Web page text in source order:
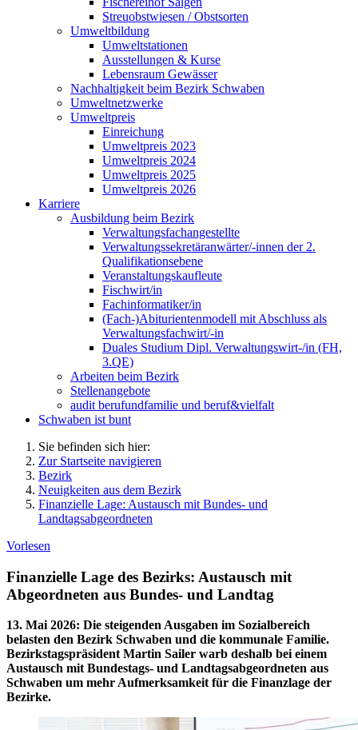
Streuobstwiesen / Obstsorten
Umweltbildung
Umweltstationen
Ausstellungen & Kurse
Lebensraum Gewässer
Nachhaltigkeit beim Bezirk Schwaben
Umweltnetzwerke
Umweltpreis
Einreichung
Umweltpreis 2023
Umweltpreis 2024
Umweltpreis 2025
Umweltpreis 2026
Karriere
Ausbildung beim Bezirk
Verwaltungsfachangestellte
Verwaltungssekretäranwärter/-innen der 2.
Qualifikationsebene
Veranstaltungskaufleute
Fischwirt/in
Fachinformatiker/in
(Fach-)Abiturientenmodell mit Abschluss als
Verwaltungsfachwirt/-in
Duales Studium Dipl. Verwaltungswirt-/in (FH,
3.QE)
Arbeiten beim Bezirk
Stellenangebote
audit berufundfamilie und beruf&vielfalt
Schwaben ist bunt
Sie befinden sich hier:
Zur Startseite navigieren
Bezirk
Neuigkeiten aus dem Bezirk
Finanzielle Lage: Austausch mit Bundes- und
Landtagsabgeordneten
Vorlesen
Finanzielle Lage des Bezirks: Austausch mit
Abgeordneten aus Bundes- und Landtag
13. Mai 2026: Die steigenden Ausgaben im Sozialbereich
belasten den Bezirk Schwaben und die kommunale Familie.
Bezirkstagspräsident Martin Sailer warb deshalb bei einem
Austausch mit Bundestags- und Landtagsabgeordneten aus
Schwaben um mehr Aufmerksamkeit für die Finanzlage der
Bezirke.